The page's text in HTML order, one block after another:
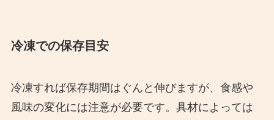
冷凍での保存目安
冷凍すれば保存期間はぐんと伸びますが、食感や
風味の変化には注意が必要です。具材によっては